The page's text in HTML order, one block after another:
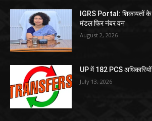
IGRS Portal: शिकायतों के
मंडल फिर नंबर वन
August 2, 2026
UP में 182 PCS
July 13, 2026